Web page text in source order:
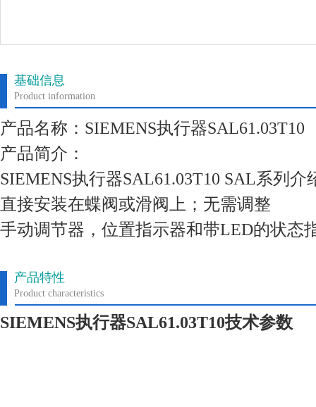
基础信息
Product information
产品名称：SIEMENS执行器SAL61.03T10
产品简介：
SIEMENS执行器SAL61.03T10 SAL系列介
直接安装在蝶阀或滑阀上；无需调整
手动调节器，位置指示器和带LED的状态
产品特性
Product characteristics
SIEMENS执行器SAL61.03T10技术参数